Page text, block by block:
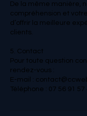
De la même manière,
compréhension et
d’offrir la meilleure
clients.
5. Contact
Pour toute question
rendez-vous :
E-mail :
Téléphone : 07 56 91 57